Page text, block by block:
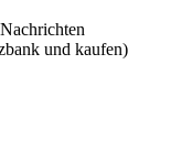
und kaufen)